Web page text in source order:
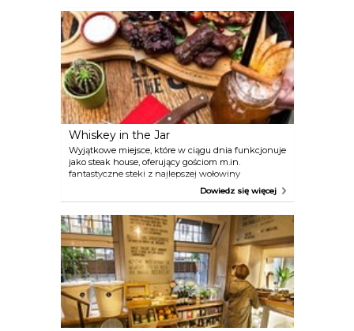
Whiskey in the Jar
Wyjątkowe miejsce, które w ciągu dnia funkcjonuje
jako steak house, oferujący gościom m.in.
fantastyczne steki z najlepszej wołowiny
przyrządzane na grillu lawowym, a także
wykwintne żeberka, burgery w rozmiarze XXL i
Dowiedz się więcej